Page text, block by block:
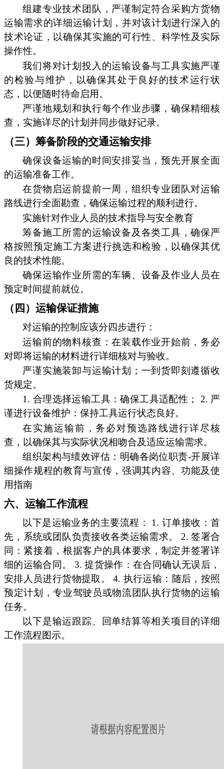
组建专业技术团队，严谨制定符合采购方货物
运输需求的详细运输计划，并对该计划进行深入的
技术论证，以确保其实施的可行性、科学性及实际
操作性。
我们将对计划投入的运输设备与工具实施严谨
的检验与维护，以确保其处于良好的技术运行状
态，以便随时待命启用。
严谨地规划和执行每个作业步骤，确保精细核
查，实施详尽的计划并同步做好记录。
（三）筹备阶段的交通运输安排
确保设备运输的时间安排妥当，预先开展全面
的运输准备工作。
在货物启运前提前一周，组织专业团队对运输
路线进行全面勘查，确保运输过程的顺利进行。
实施针对作业人员的技术指导与安全教育
筹备施工所需的运输设备及各类工具，确保严
格按照预定施工方案进行挑选和检验，以确保其优
良的技术性能。
确保运输作业所需的车辆、设备及作业人员在
预定时间提前就位。
（四）运输保证措施
对运输的控制应该分四步进行：
运输前的物料核查：在装载作业开始前，务必
对即将运输的材料进行详细核对与验收。
严谨实施装卸与运输计划；一到货即刻遵循收
货规定。
1. 合理选择运输工具：确保工具适配性； 2. 严
谨进行设备维护：保持工具运行状态良好。
在实施运输前，务必对预选路线进行详尽核
查，以确保其与实际状况相吻合及适应运输需求。
组织架构与绩效评估：明确各岗位职责-开展详
细操作规程的教育与宣传，强调其内容、功能及使
用指南
六、运输工作流程
以下是运输业务的主要流程： 1. 订单接收：首
先，系统或团队负责接收各类运输需求。 2. 签署合
同：紧接着，根据客户的具体要求，制定并签署详
细的运输合同。 3. 提货操作：在合同确认无误后，
安排人员进行货物提取。 4. 执行运输：随后，按照
预定计划，专业驾驶员或物流团队执行货物的运输
任务。
以下是输运跟踪、回单结算等相关项目的详细
工作流程图示。